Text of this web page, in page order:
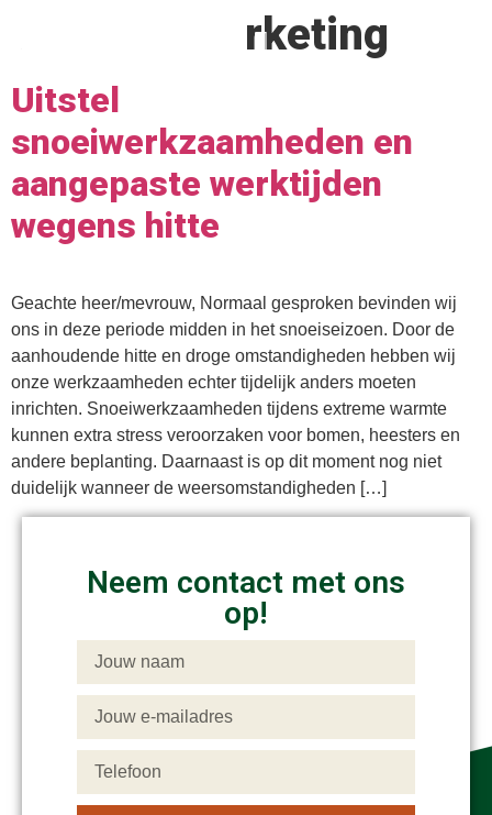
Marketing
Uitstel
snoeiwerkzaamheden en
aangepaste werktijden
wegens hitte
Geachte heer/mevrouw, Normaal gesproken bevinden wij
ons in deze periode midden in het snoeiseizoen. Door de
aanhoudende hitte en droge omstandigheden hebben wij
onze werkzaamheden echter tijdelijk anders moeten
inrichten. Snoeiwerkzaamheden tijdens extreme warmte
kunnen extra stress veroorzaken voor bomen, heesters en
andere beplanting. Daarnaast is op dit moment nog niet
duidelijk wanneer de weersomstandigheden […]
Neem contact met ons
op!